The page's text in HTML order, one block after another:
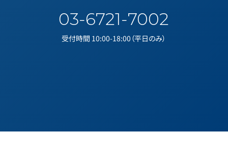
03-6721-7002
受付時間 10:00-18:00（平日のみ）